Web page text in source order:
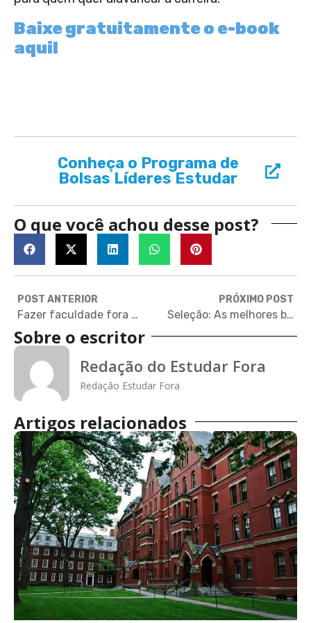
Baixe gratuitamente o e-book
aqui!
Conheça o Programa de
Bolsas Líderes Estudar
O que você achou desse post?
POST ANTERIOR
Fazer faculdade fora do país é sonho de estudantes brasileiros
PRÓXIMO POST
Seleção: As melhores bolsas que encerram inscrições em outubro!
Sobre o escritor
Redação do Estudar Fora
Redação Estudar Fora
Artigos relacionados